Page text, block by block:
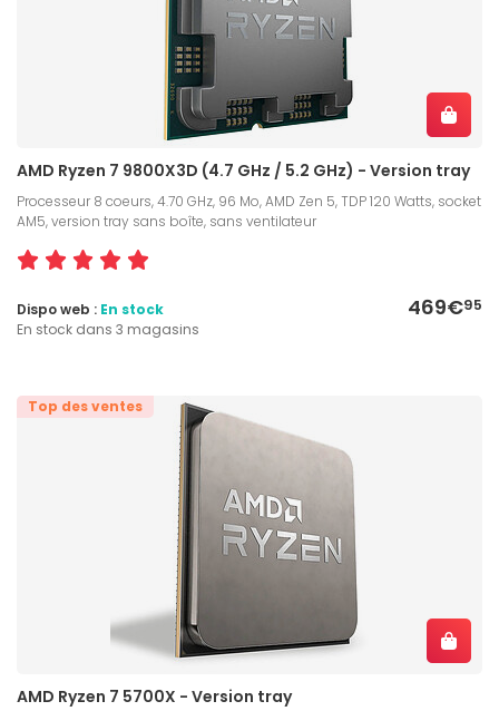
AMD Ryzen 7 9800X3D (4.7 GHz / 5.2 GHz) - Version tray
Processeur 8 coeurs, 4.70 GHz, 96 Mo, AMD Zen 5, TDP 120 Watts, socket
AM5, version tray sans boîte, sans ventilateur
469€95
Dispo web : En stock
En stock dans 3 magasins
Top des ventes
AMD Ryzen 7 5700X - Version tray